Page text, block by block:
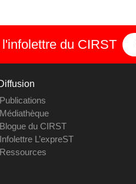
du CIRST
Publications
Médiathèque
Blogue du CIRST
Infolettre L’expreST
Ressources